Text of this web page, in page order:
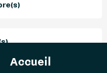
Accueil